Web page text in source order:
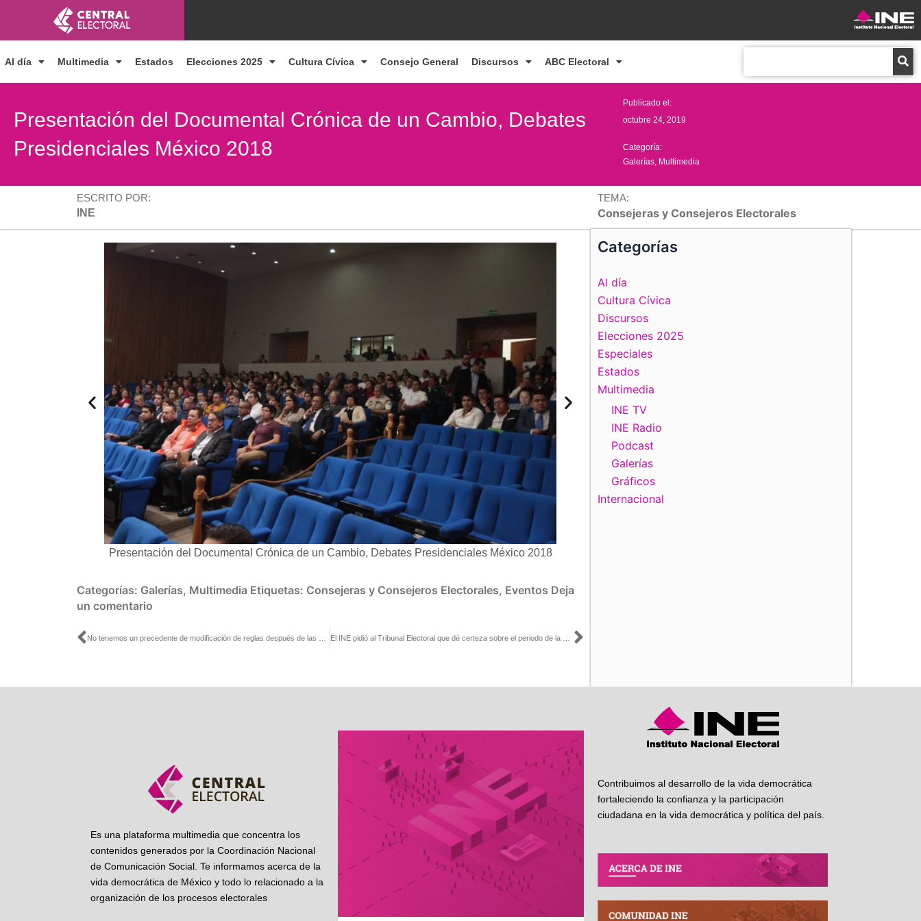
contenido
Al día Multimedia Estados Elecciones 2025 Cultura Cívica Consejo General Discursos ABC Electoral
Presentación del Documental Crónica de un Cambio, Debates
Presidenciales México 2018
Publicado el:
octubre 24, 2019
Categoría:
Galerías Multimedia
ESCRITO POR:
INE
TEMA:
Consejeras y Consejeros Electorales
Presentación del Documental Crónica de un Cambio, Debates Presidenciales México 2018
Categorías: Galerías, Multimedia Etiquetas: Consejeras y Consejeros Electorales, Eventos Deja
un comentario
Ant Siguiente
Categorías
Al día
Cultura Cívica
Discursos
Elecciones 2025
Especiales
Estados
Multimedia
INE TV
INE Radio
Podcast
Galerías
Gráficos
Internacional
Es una plataforma multimedia que concentra los
contenidos generados por la Coordinación Nacional
de Comunicación Social. Te informamos acerca de la
vida democrática de México y todo lo relacionado a la
organización de los procesos electorales
Contribuimos al desarrollo de la vida democrática
fortaleciendo la confianza y la participación
ciudadana en la vida democrática y política del país.